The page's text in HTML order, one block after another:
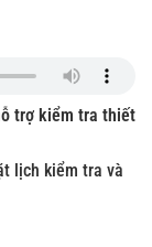
trợ kiểm tra thiết
lịch kiểm tra và